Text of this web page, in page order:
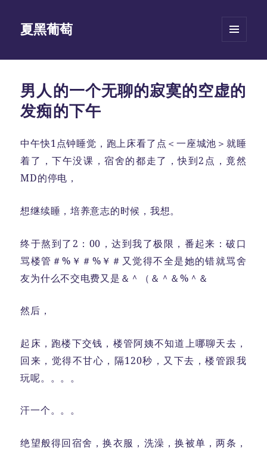
夏黑葡萄
挂件
男人的一个无聊的寂寞的空虚的
发痴的下午
中午快1点钟睡觉，跑上床看了点＜一座城池＞就睡
着了，下午没课，宿舍的都走了，快到2点，竟然
MD的停电，
想继续睡，培养意志的时候，我想。
终于熬到了2：00，达到我了极限，番起来：破口
骂楼管＃%￥＃%￥＃又觉得不全是她的错就骂舍
友为什么不交电费又是＆＾（＆＾＆%＾＆
然后，
起床，跑楼下交钱，楼管阿姨不知道上哪聊天去，
回来，觉得不甘心，隔120秒，又下去，楼管跟我
玩呢。。。。
汗一个。。。
绝望般得回宿舍，换衣服，洗澡，换被单，两条，